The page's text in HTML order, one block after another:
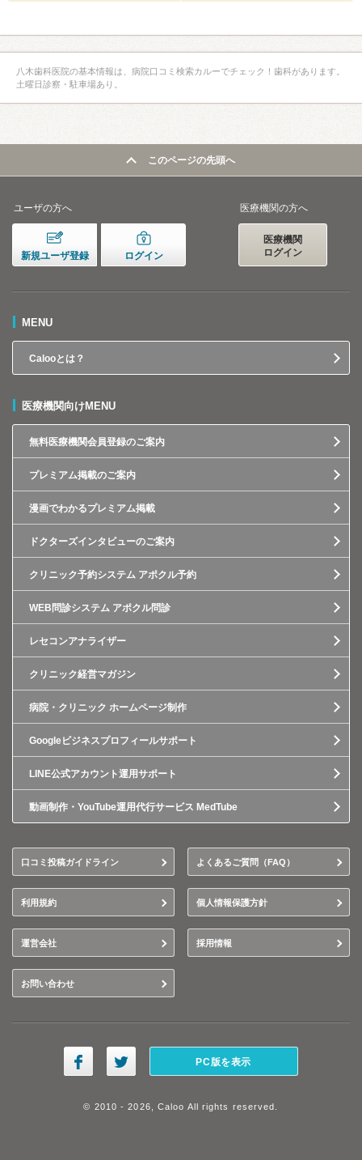
八木歯科医院の基本情報は、病院口コミ検索カルーでチェック！歯科があります。
土曜日診察・駐車場あり。
このページの先頭へ
ユーザの方へ
新規ユーザ登録 ログイン
医療機関の方へ
医療機関
ログイン
MENU
Calooとは？
医療機関向けMENU
無料医療機関会員登録のご案内
プレミアム掲載のご案内
漫画でわかるプレミアム掲載
ドクターズインタビューのご案内
クリニック予約システム アポクル予約
WEB問診システム アポクル問診
レセコンアナライザー
クリニック経営マガジン
病院・クリニック ホームページ制作
Googleビジネスプロフィールサポート
LINE公式アカウント運用サポート
動画制作・YouTube運用代行サービス MedTube
口コミ投稿ガイドライン よくあるご質問（FAQ）
利用規約 個人情報保護方針
運営会社 採用情報
お問い合わせ
PC版を表示
© 2010 - 2026, Caloo All rights reserved.